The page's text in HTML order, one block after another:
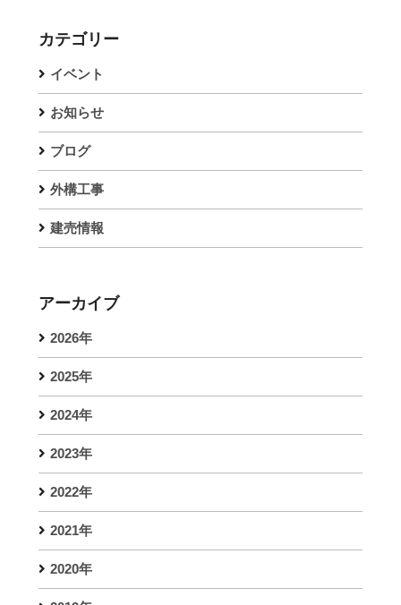
カテゴリー
イベント
お知らせ
ブログ
外構工事
建売情報
アーカイブ
2026年
2025年
2024年
2023年
2022年
2021年
2020年